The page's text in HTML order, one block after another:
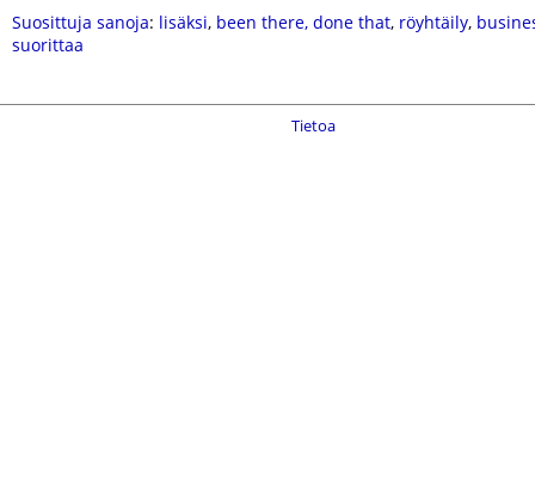
Suosittuja sanoja: lisäksi, been there, done that, röyhtäily,
suorittaa
Tietoa